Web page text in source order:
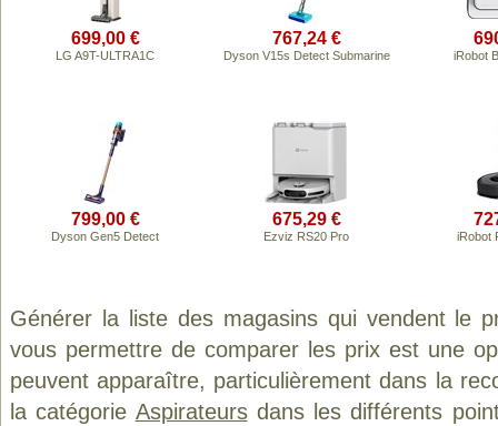
699,00 €
LG A9T-ULTRA1C
767,24 €
Dyson V15s Detect Submarine iRobot
799,00 €
Dyson Gen5 Detect
675,29 €
Ezviz RS20 Pro iRobot
Générer la liste des magasins qui vendent le
vous permettre de comparer les prix est une
peuvent apparaître, particulièrement dans la
la catégorie Aspirateursdans les différents